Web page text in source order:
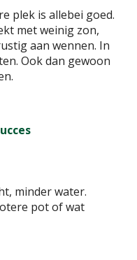
plek is allebei goed.
met weinig zon,
aan wennen. In
Ook dan gewoon
minder water.
pot of wat